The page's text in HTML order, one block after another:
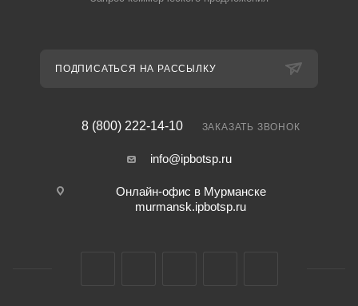
ПОДПИСАТЬСЯ НА РАССЫЛКУ
8 (800) 222-14-10 ЗАКАЗАТЬ ЗВОНОК
info@ipbotsp.ru
Онлайн-офис в Мурманске
murmansk.ipbotsp.ru